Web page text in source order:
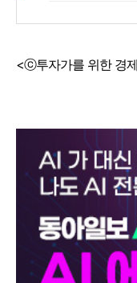
<ⓒ투자가를 위한 경